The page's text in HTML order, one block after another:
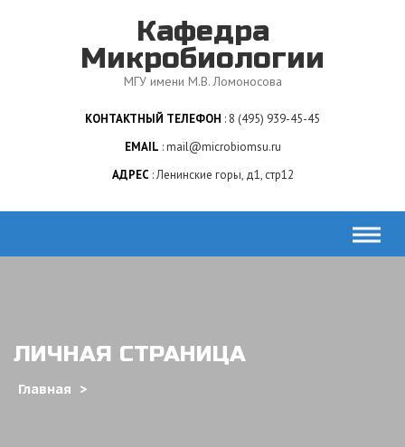
Кафедра
Микробиологии
МГУ имени М.В. Ломоносова
КОНТАКТНЫЙ ТЕЛЕФОН 8 (495) 939-45-45
EMAIL mail@microbiomsu.ru
АДРЕС Ленинские горы, д1, стр12
ЛИЧНАЯ СТРАНИЦА
Главная >